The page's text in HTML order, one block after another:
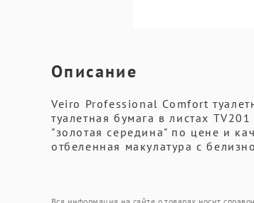
Описание
Veiro Professional Comfort
туалетная бумага в листах
"золотая середина" по цене и
отбеленная макулатура с